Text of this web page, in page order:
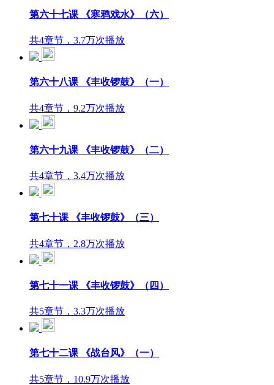
第六十七课 《寒鸦戏水》（六）
共4章节，3.7万次播放
第六十八课 《丰收锣鼓》（一）
共4章节，9.2万次播放
第六十九课 《丰收锣鼓》（二）
共4章节，3.4万次播放
第七十课 《丰收锣鼓》（三）
共4章节，2.8万次播放
第七十一课 《丰收锣鼓》（四）
共5章节，3.3万次播放
第七十二课 《战台风》（一）
共5章节，10.9万次播放